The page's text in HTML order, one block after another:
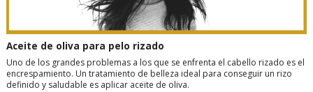
Aceite de oliva para pelo rizado
Uno de los grandes problemas a los que se enfrenta el cabello rizado es el
encrespamiento. Un tratamiento de belleza ideal para conseguir un rizo
definido y saludable es aplicar aceite de oliva.